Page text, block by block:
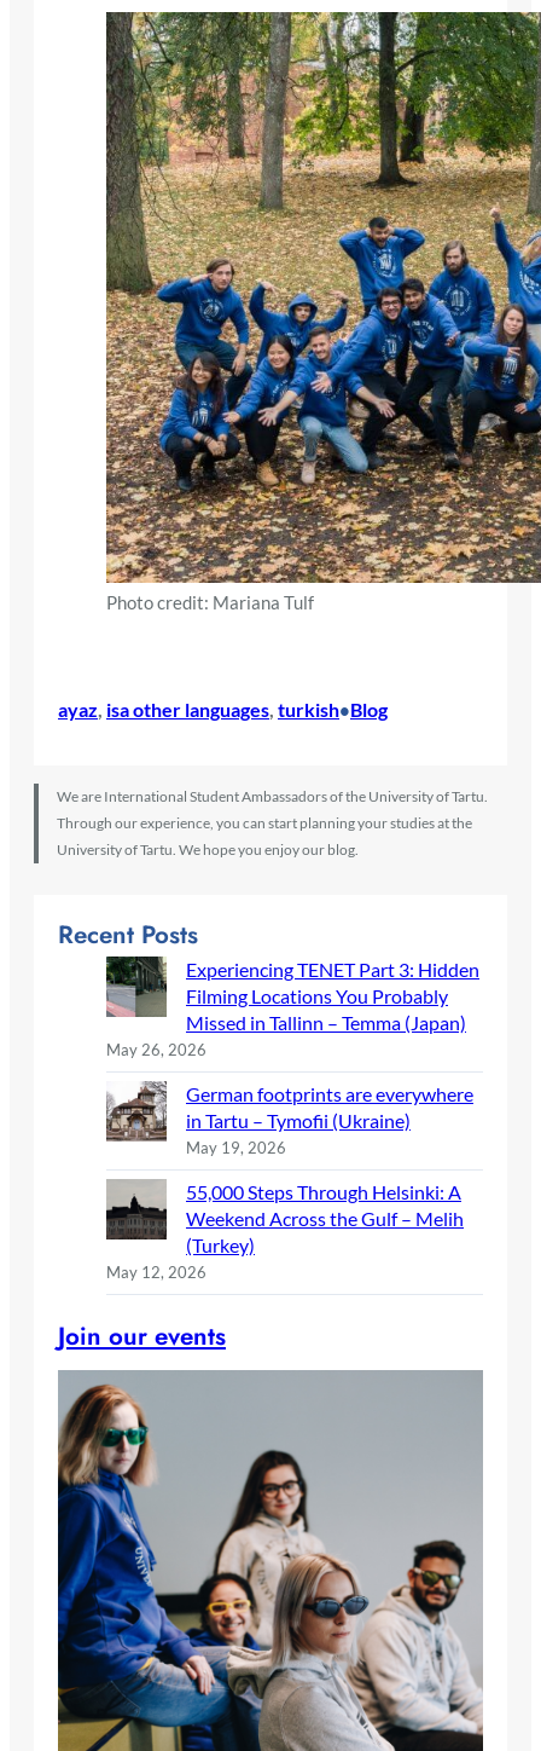
Photo credit: Mariana Tulf
ayaz, isa other languages, turkish•Blog
We are International Student Ambassadors of the University of Tartu.
Through our experience, you can start planning your studies at the
University of Tartu. We hope you enjoy our blog.
Recent Posts
Experiencing TENET Part 3: Hidden
Filming Locations You Probably
Missed in Tallinn – Temma (Japan)
May 26, 2026
German footprints are everywhere
in Tartu – Tymofii (Ukraine)
May 19, 2026
55,000 Steps Through Helsinki: A
Weekend Across the Gulf – Melih
(Turkey)
May 12, 2026
Join our events